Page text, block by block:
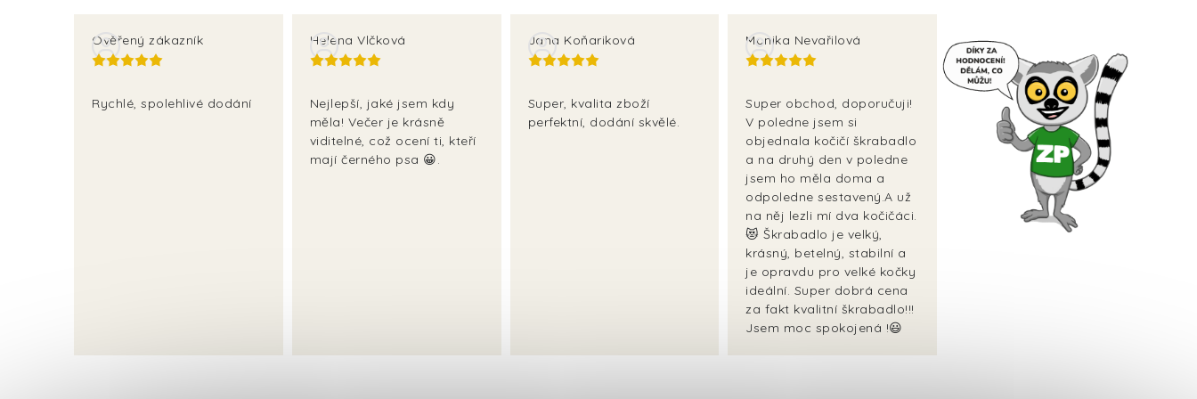
Ověřený zákazník
Rychlé, spolehlivé dodání
Helena Vlčková
Nejlepší, jaké jsem kdy
měla! Večer je krásně
viditelné, což ocení ti, kteří
mají černého psa 😀.
Jana Koňariková
Super, kvalita zboží
perfektní, dodání skvělé.
Monika Nevařilová
Super obchod, doporučuji!
V poledne jsem si
objednala kočičí škrabadlo
a na druhý den v poledne
jsem ho měla doma a
odpoledne sestavený.A už
na něj lezli mí dva kočičáci.
😻 Škrabadlo je velký,
krásný, betelný, stabilní a
je opravdu pro velké kočky
ideální. Super dobrá cena
za fakt kvalitní škrabadlo!!!
Jsem moc spokojená !😃